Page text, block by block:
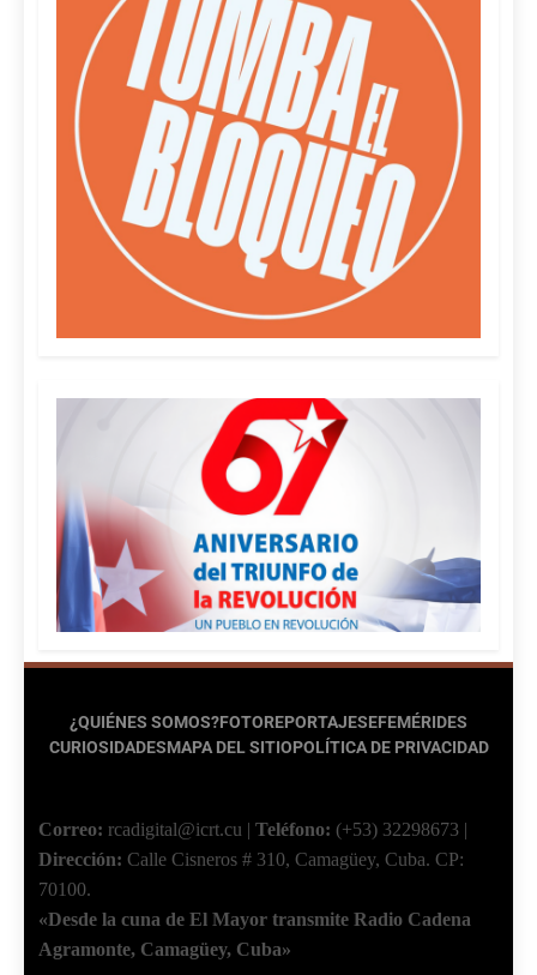
¿QUIÉNES SOMOS?FOTOREPORTAJESEFEMÉRIDES
CURIOSIDADESMAPA DEL SITIOPOLÍTICA DE PRIVACIDAD
Correo: rcadigital@icrt.cu | Teléfono: (+53) 32298673 |
Dirección: Calle Cisneros # 310, Camagüey, Cuba. CP:
70100.
«Desde la cuna de El Mayor transmite Radio Cadena
Agramonte, Camagüey, Cuba»